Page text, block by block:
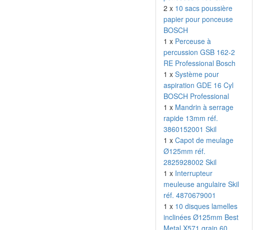
2 x 10 sacs poussière
papier pour ponceuse
BOSCH
1 x Perceuse à
percussion GSB 162-2
RE Professional Bosch
1 x Système pour
aspiration GDE 16 Cyl
BOSCH Professional
1 x Mandrin à serrage
rapide 13mm réf.
3860152001 Skil
1 x Capot de meulage
Ø125mm réf.
2825928002 Skil
1 x Interrupteur
meuleuse angulaire Skil
réf. 4870679001
1 x 10 disques lamelles
inclinées Ø125mm Best